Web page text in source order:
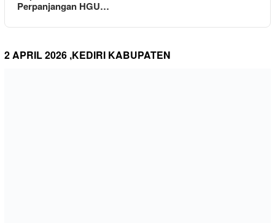
Perpanjangan HGU…
2 APRIL 2026 ,KEDIRI KABUPATEN